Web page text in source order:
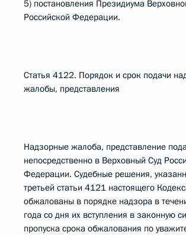
5) постановления Президиума
Российской Федерации.
Статья 4122. Порядок и срок подачи
жалобы, представления
Надзорные жалоба, представление
непосредственно в Верховный Суд
Федерации. Судебные решения,
третьей статьи 4121 настоящего
обжалованы в порядке надзора в
года со дня их вступления в законную
пропуска срока обжалования по